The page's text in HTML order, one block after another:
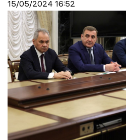
15/05/2024 16:52